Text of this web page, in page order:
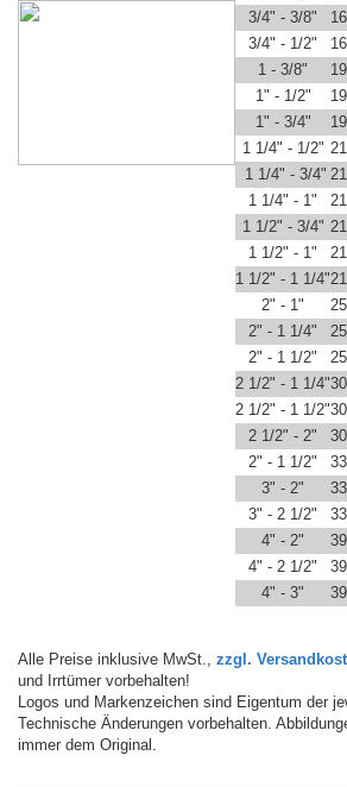
3/4" - 3/8"
3/4" - 1/2"
1 - 3/8"
1" - 1/2"
1" - 3/4"
1 1/4" - 1/2"
1 1/4" - 3/4"
1 1/4" - 1"
1 1/2" - 3/4"
1 1/2" - 1"
1 1/2" - 1 1/4"
2" - 1"
2" - 1 1/4"
2" - 1 1/2"
2 1/2" - 1 1/4"
2 1/2" - 1 1/2"
2 1/2" - 2"
2" - 1 1/2"
3" - 2"
3" - 2 1/2"
4" - 2"
4" - 2 1/2"
4" - 3"
Alle Preise inklusive MwSt., zzgl.
und Irrtümer vorbehalten!
Logos und Markenzeichen sind Eigentum der
Technische Änderungen vorbehalten.
immer dem Original.